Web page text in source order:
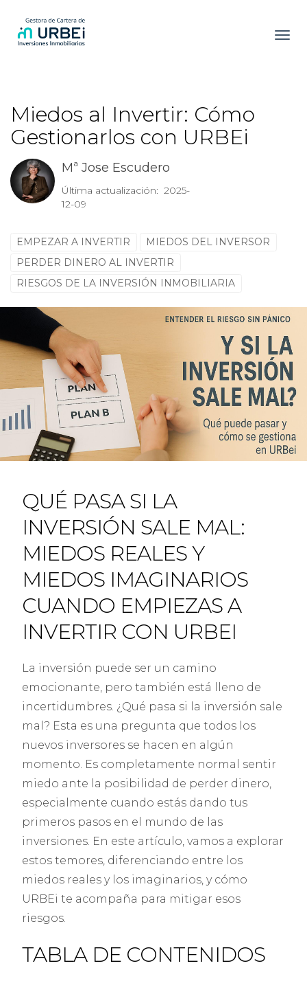
Miedos al Invertir: Cómo
Gestionarlos con URBEi
Mª Jose Escudero
Última actualización: 2025-
12-09
EMPEZAR A INVERTIR
MIEDOS DEL INVERSOR
PERDER DINERO AL INVERTIR
RIESGOS DE LA INVERSIÓN INMOBILIARIA
QUÉ PASA SI LA
INVERSIÓN SALE MAL:
MIEDOS REALES Y
MIEDOS IMAGINARIOS
CUANDO EMPIEZAS A
INVERTIR CON URBEI
La inversión puede ser un camino
emocionante, pero también está lleno de
incertidumbres. ¿Qué pasa si la inversión sale
mal? Esta es una pregunta que todos los
nuevos inversores se hacen en algún
momento. Es completamente normal sentir
miedo ante la posibilidad de perder dinero,
especialmente cuando estás dando tus
primeros pasos en el mundo de las
inversiones. En este artículo, vamos a explorar
estos temores, diferenciando entre los
miedos reales y los imaginarios, y cómo
URBEi te acompaña para mitigar esos
riesgos.
TABLA DE CONTENIDOS